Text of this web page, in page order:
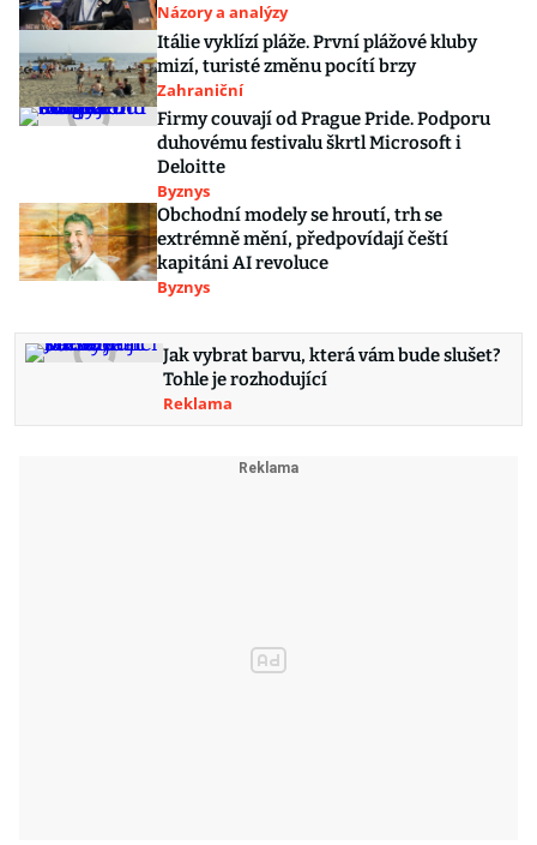
Názory a analýzy
Itálie vyklízí pláže. První plážové kluby
mizí, turisté změnu pocítí brzy
Zahraniční
Firmy couvají od Prague Pride. Podporu
duhovému festivalu škrtl Microsoft i
Deloitte
Byznys
Obchodní modely se hroutí, trh se
extrémně mění, předpovídají čeští
kapitáni AI revoluce
Byznys
Jak vybrat barvu, která vám bude slušet?
Tohle je rozhodující
Reklama